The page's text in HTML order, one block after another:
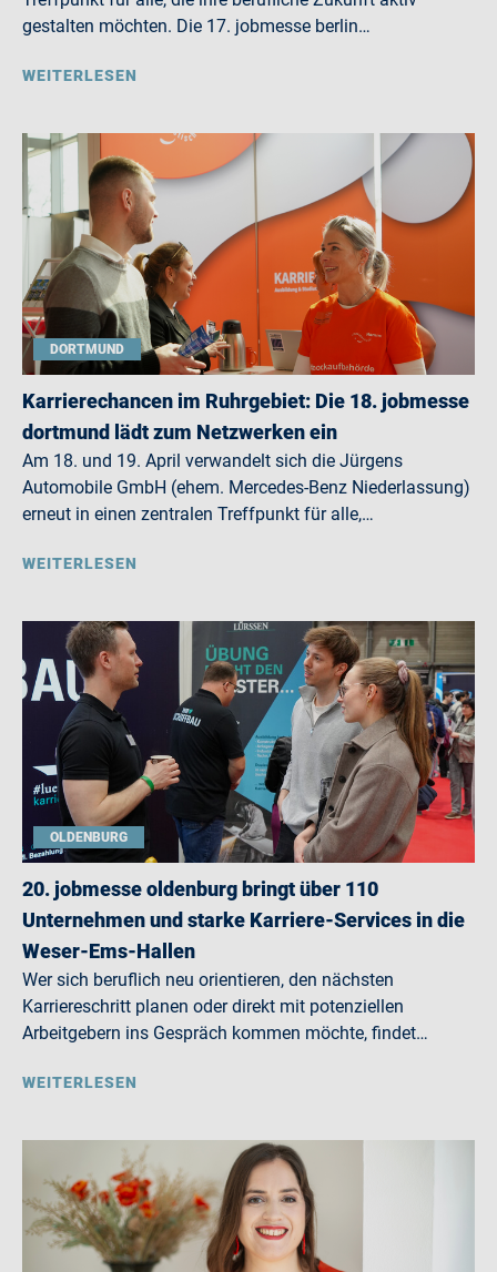
gestalten möchten. Die 17. jobmesse berlin…
WEITERLESEN
DORTMUND
Karrierechancen im Ruhrgebiet: Die 18. jobmesse
dortmund lädt zum Netzwerken ein
Am 18. und 19. April verwandelt sich die Jürgens
Automobile GmbH (ehem. Mercedes-Benz Niederlassung)
erneut in einen zentralen Treffpunkt für alle,…
WEITERLESEN
OLDENBURG
20. jobmesse oldenburg bringt über 110
Unternehmen und starke Karriere-Services in die
Weser-Ems-Hallen
Wer sich beruflich neu orientieren, den nächsten
Karriereschritt planen oder direkt mit potenziellen
Arbeitgebern ins Gespräch kommen möchte, findet…
WEITERLESEN